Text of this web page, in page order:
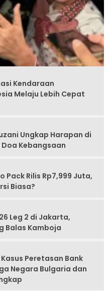
Kendaraan
Melaju Lebih Cepat
Ungkap Harapan di
Kebangsaan
Pack Rilis Rp7,999 Juta,
Biasa?
Leg 2 di Jakarta,
Balas Kamboja
Peretasan Bank
Negara Bulgaria dan